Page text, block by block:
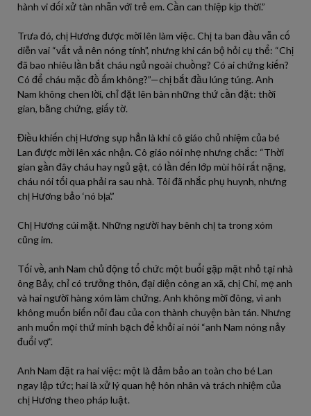
hành vi đối xử tàn nhẫn với trẻ em. Cần can thiệp kịp thời.”
Trưa đó, chị Hương được mời lên làm việc. Chị ta ban đầu vẫn cố
diễn vai “vất vả nên nóng tính”, nhưng khi cán bộ hỏi cụ thể: “Chị
đã bao nhiêu lần bắt cháu ngủ ngoài chuồng? Có ai chứng kiến?
Có để cháu mặc đồ ấm không?”—chị bắt đầu lúng túng. Anh
Nam không chen lời, chỉ đặt lên bàn những thứ cần đặt: thời
gian, bằng chứng, giấy tờ.
Điều khiến chị Hương sụp hẳn là khi cô giáo chủ nhiệm của bé
Lan được mời lên xác nhận. Cô giáo nói nhẹ nhưng chắc: “Thời
gian gần đây cháu hay ngủ gật, có lần đến lớp mùi hôi rất nặng,
cháu nói tối qua phải ra sau nhà. Tôi đã nhắc phụ huynh, nhưng
chị Hương bảo ‘nó bịa’.”
Chị Hương cúi mặt. Những người hay bênh chị ta trong xóm
cũng im.
Tối về, anh Nam chủ động tổ chức một buổi gặp mặt nhỏ tại nhà
ông Bảy, chỉ có trưởng thôn, đại diện công an xã, chị Chi, mẹ anh
và hai người hàng xóm làm chứng. Anh không mời đông, vì anh
không muốn biến nỗi đau của con thành chuyện bàn tán. Nhưng
anh muốn mọi thứ minh bạch để khỏi ai nói “anh Nam nóng nảy
đuổi vợ”.
Anh Nam đặt ra hai việc: một là đảm bảo an toàn cho bé Lan
ngay lập tức; hai là xử lý quan hệ hôn nhân và trách nhiệm của
chị Hương theo pháp luật.